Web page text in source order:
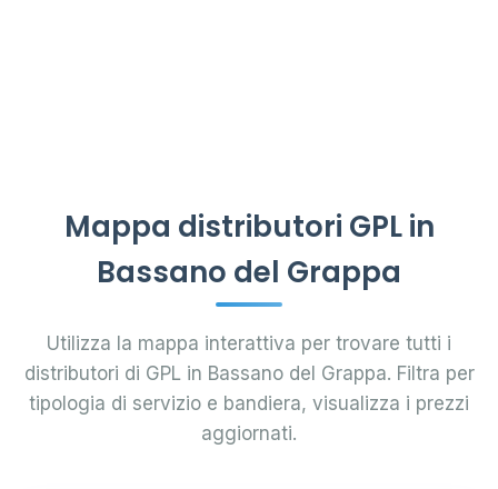
Mappa distributori GPL in
Bassano del Grappa
Utilizza la mappa interattiva per trovare tutti i
distributori di GPL in Bassano del Grappa. Filtra per
tipologia di servizio e bandiera, visualizza i prezzi
aggiornati.